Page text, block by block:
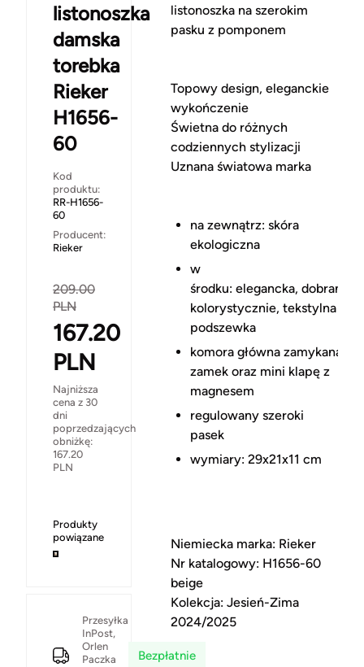
listonoszka
damska
torebka
Rieker
H1656-
60
Kod
produktu:
RR-H1656-
60
Producent:
Rieker
209.00
PLN
167.20
PLN
Najniższa
cena z 30
dni
poprzedzających
obniżkę:
167.20
PLN
Produkty
powiązane
Przesyłka
InPost,
Orlen
Paczka
Bezpłatnie
listonoszka na szerokim
pasku z pomponem
Topowy design, eleganckie
wykończenie
Świetna do różnych
codziennych stylizacji
Uznana światowa marka
na zewnątrz: skóra
ekologiczna
w
środku: elegancka, dobrana
kolorystycznie, tekstylna
podszewka
komora główna zamykana na
zamek oraz mini klapę z
magnesem
regulowany szeroki
pasek
wymiary: 29x21x11 cm
Niemiecka marka: Rieker
Nr katalogowy: H1656-60
beige
Kolekcja: Jesień-Zima
2024/2025